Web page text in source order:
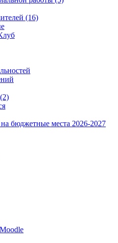
(16)
(2)
бюджетные места 2026-2027